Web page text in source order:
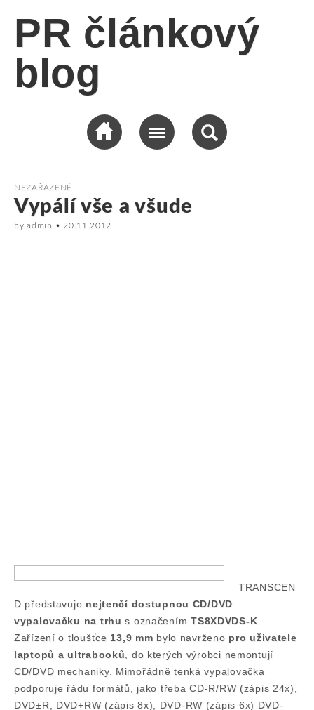
PR článkový
blog
NEZAŘAZENÉ
Vypálí vše a všude
byadmin • 20.11.2012
TRANSCEN
D představuje nejtenčí dostupnou CD/DVD
vypalovačku na trhu s označenímTS8XDVDS-K
Zařízení o tloušťce 13,9 mm bylo navrženo pro uživatele
laptopů a ultrabooků , do kterých výrobci nemontují
CD/DVD mechaniky. Mimořádně tenká vypalovačka
podporuje řádu formátů, jako třeba CD-R/RW (zápis 24x),
DVD±R, DVD+RW (zápis 8x), DVD-RW (zápis 6x) DVD-